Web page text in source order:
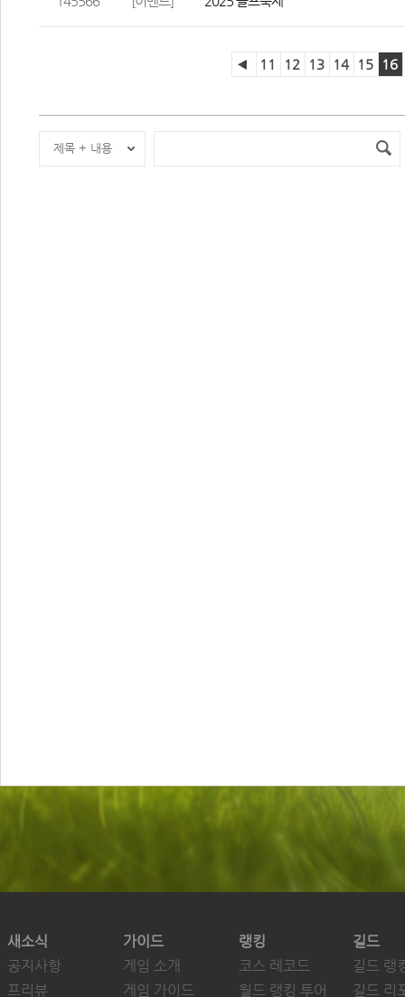
11 12 13 14 15 16
제목 + 내용
새소식
공지사항
프리뷰
가이드
게임 소개
게임 가이드
랭킹
코스 레코드
월드 랭킹 투어
길드
길드 랭
길드 리